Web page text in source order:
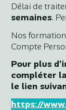
Délai de
semaines.
Nos
Compte
Pour plus
compléter
le lien
https://